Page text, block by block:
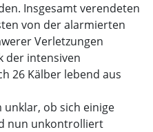
Insgesamt verendeten
von der alarmierten
Verletzungen
der intensiven
26 Kälber lebend aus
unklar, ob sich einige
nun unkontrolliert